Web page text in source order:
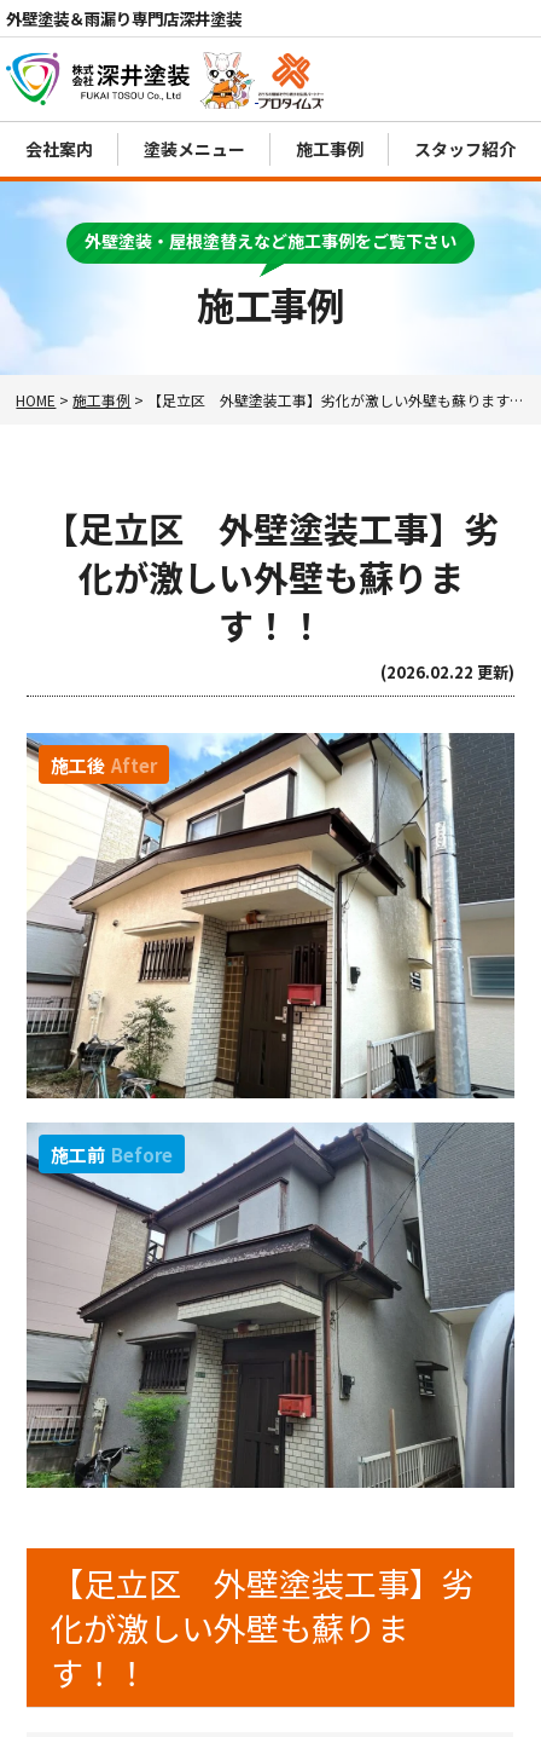
外壁塗装＆雨漏り専門店深井塗装
電話
会社案内 塗装メニュー 施工事例 スタッフ紹介
施工事例
外壁塗装・屋根塗替えなど施工事例をご覧下さい
HOME >施工事例 > 【足立区 外壁塗装工事】劣化が激しい外壁も蘇ります！！
【足立区 外壁塗装工事】劣
化が激しい外壁も蘇りま
す！！
(2026.02.22 更新)
施工後 After
施工前 Before
【足立区 外壁塗装工事】劣
化が激しい外壁も蘇りま
す！！